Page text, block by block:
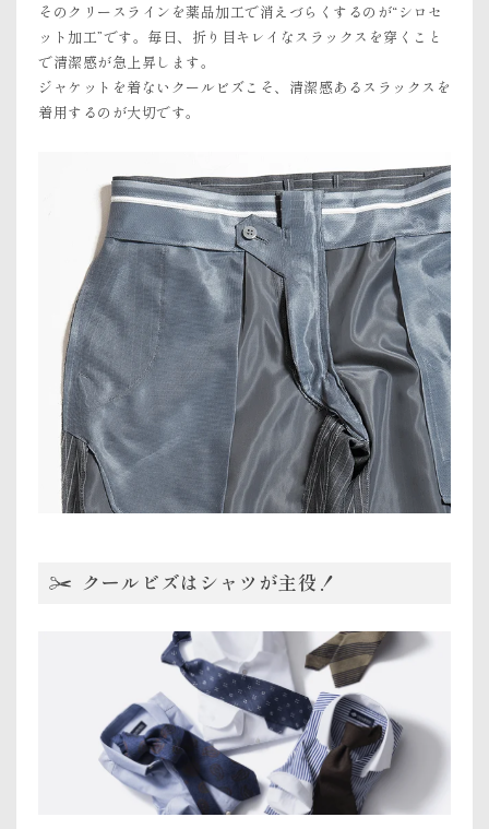
そのクリースラインを薬品加工で消えづらくするのが“シロセ
ット加工”です。毎日、折り目キレイなスラックスを穿くこと
で清潔感が急上昇します。
ジャケットを着ないクールビズこそ、清潔感あるスラックスを
着用するのが大切です。
クールビズはシャツが主役！